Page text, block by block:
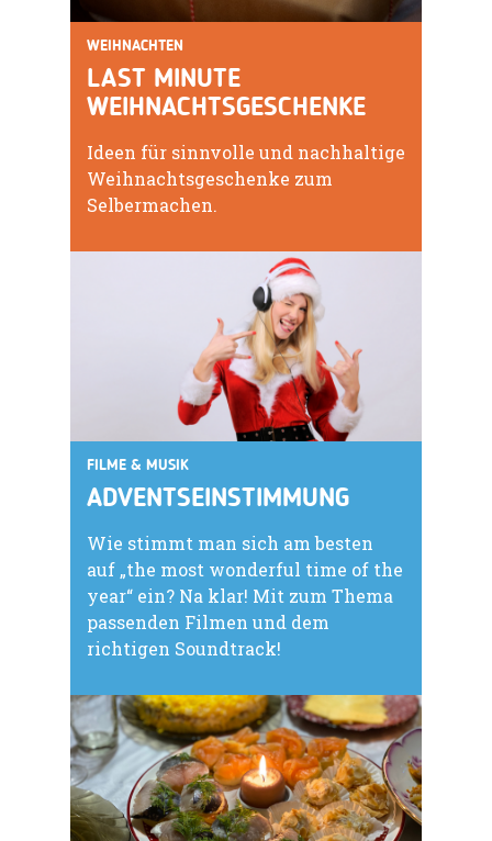
WEIHNACHTEN
LAST MINUTE
WEIHNACHTSGESCHENKE
Ideen für sinnvolle und nachhaltige
Weihnachtsgeschenke zum
Selbermachen.
FILME & MUSIK
ADVENTSEINSTIMMUNG
Wie stimmt man sich am besten
auf „the most wonderful time of the
year“ ein? Na klar! Mit zum Thema
passenden Filmen und dem
richtigen Soundtrack!